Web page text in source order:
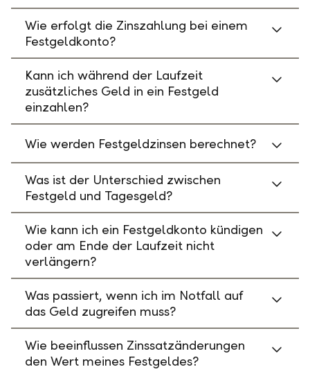
Wie erfolgt die Zinszahlung bei einem
Festgeldkonto?
Kann ich während der Laufzeit
zusätzliches Geld in ein Festgeld
einzahlen?
Wie werden Festgeldzinsen berechnet?
Was ist der Unterschied zwischen
Festgeld und Tagesgeld?
Wie kann ich ein Festgeldkonto kündigen
oder am Ende der Laufzeit nicht
verlängern?
Was passiert, wenn ich im Notfall auf
das Geld zugreifen muss?
Wie beeinflussen Zinssatzänderungen
den Wert meines Festgeldes?